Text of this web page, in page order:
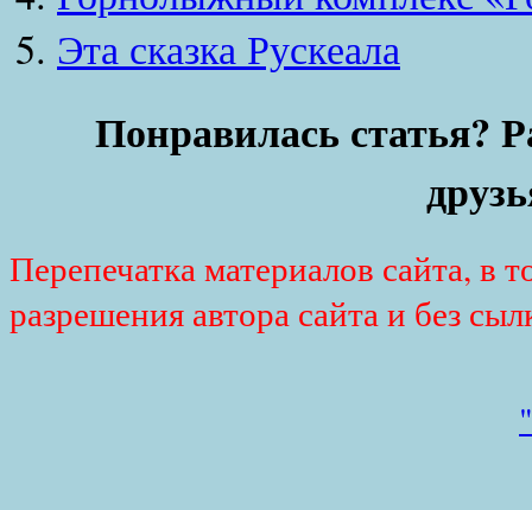
Эта сказка Рускеала
Понравилась статья?
Перепечатка материалов сайта, в
разрешения автора сайта и без